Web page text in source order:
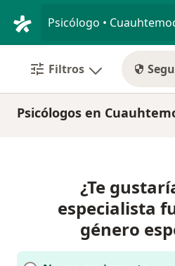
Filtros
Psicólogos en
¿Te
especialista
género